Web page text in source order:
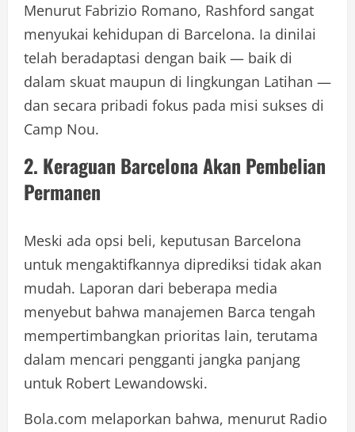
Menurut Fabrizio Romano, Rashford sangat
menyukai kehidupan di Barcelona. Ia dinilai
telah beradaptasi dengan baik — baik di
dalam skuat maupun di lingkungan Latihan —
dan secara pribadi fokus pada misi sukses di
Camp Nou.
2. Keraguan Barcelona Akan Pembelian
Permanen
Meski ada opsi beli, keputusan Barcelona
untuk mengaktifkannya diprediksi tidak akan
mudah. Laporan dari beberapa media
menyebut bahwa manajemen Barca tengah
mempertimbangkan prioritas lain, terutama
dalam mencari pengganti jangka panjang
untuk Robert Lewandowski.
Bola.com melaporkan bahwa, menurut Radio